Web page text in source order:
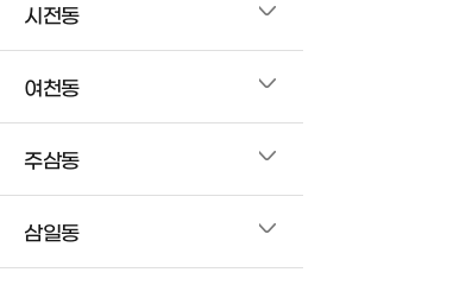
시전동
여천동
주삼동
삼일동